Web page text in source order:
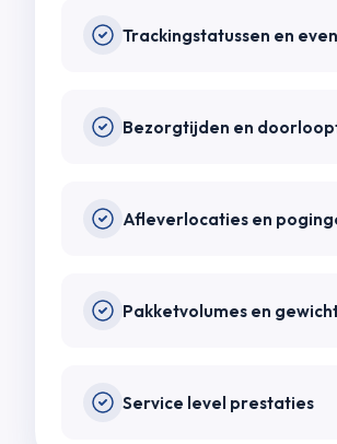
Trackingstatussen en
Bezorgtijden en
Afleverlocaties en
Pakketvolumes en
Service level prestaties